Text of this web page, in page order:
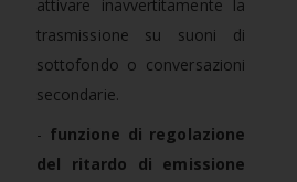
attivare inavvertitamente la
trasmissione su suoni di
sottofondo o conversazioni
secondarie.
- funzione di regolazione
del ritardo di emissione